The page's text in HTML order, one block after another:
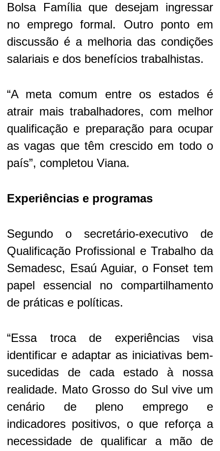
Bolsa Família que desejam ingressar
no emprego formal. Outro ponto em
discussão é a melhoria das condições
salariais e dos benefícios trabalhistas.
“A meta comum entre os estados é
atrair mais trabalhadores, com melhor
qualificação e preparação para ocupar
as vagas que têm crescido em todo o
país”, completou Viana.
Experiências e programas
Segundo o secretário-executivo de
Qualificação Profissional e Trabalho da
Semadesc, Esaú Aguiar, o Fonset tem
papel essencial no compartilhamento
de práticas e políticas.
“Essa troca de experiências visa
identificar e adaptar as iniciativas bem-
sucedidas de cada estado à nossa
realidade. Mato Grosso do Sul vive um
cenário de pleno emprego e
indicadores positivos, o que reforça a
necessidade de qualificar a mão de